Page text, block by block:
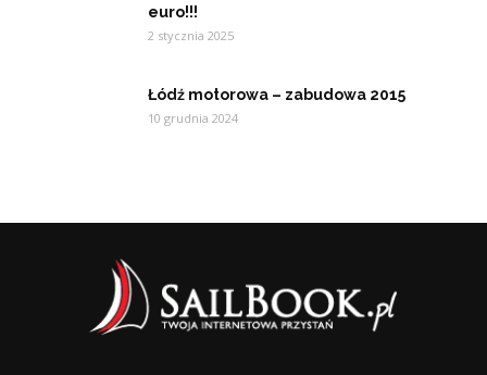
euro!!!
2 stycznia 2025
Łódź motorowa – zabudowa 2015
10 grudnia 2024